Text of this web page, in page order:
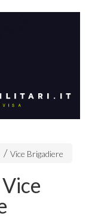
Vice Brigadiere